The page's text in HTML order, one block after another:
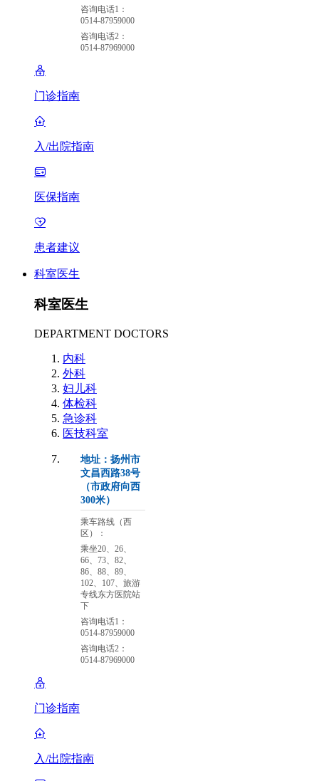
咨询电话1：
0514-87959000
咨询电话2：
0514-87969000
门诊指南
入/出院指南
医保指南
患者建议
科室医生
科室医生
DEPARTMENT DOCTORS
内科
外科
妇儿科
体检科
急诊科
医技科室
地址：扬州市
文昌西路38号
（市政府向西
300米）
乘车路线（西
区）：
乘坐20、26、
66、73、82、
86、88、89、
102、107、旅游
专线东方医院站
下
咨询电话1：
0514-87959000
咨询电话2：
0514-87969000
门诊指南
入/出院指南